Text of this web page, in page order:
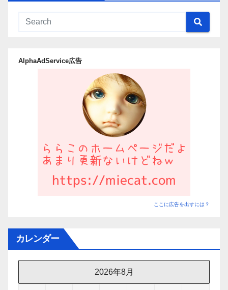
事
AlphaAdService広告
ここに広告を出すには？
カレンダー
2026年8月